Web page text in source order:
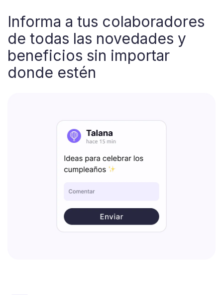
Informa a tus colaboradores
de todas las novedades y
beneficios sin importar
donde estén